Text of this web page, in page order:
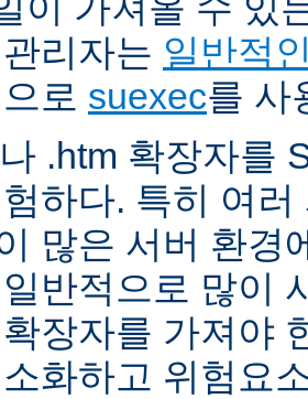
리자는 일반적
로 suexec를 사
.htm 확장자를
하다. 특히 여
많은 서버 환경
반적으로 많이
장자를 가져야
화하고 위험요